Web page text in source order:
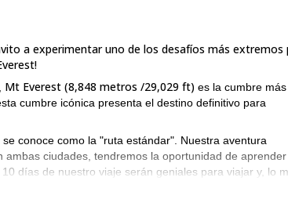
a experimentar uno de los desafíos más extremos
Mt Everest (8,848 metros /29,029 ft) es la cumbre
cumbre icónica presenta el destino definitivo para
conoce como la "ruta estándar". Nuestra aventura
ambas ciudades, tendremos la oportunidad de aprender
días de nuestro viaje serán geniales para viajar y, lo